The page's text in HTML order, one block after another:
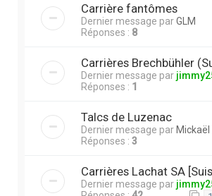
Carrière fantômes
Dernier message parGLM
Réponses : 8
Carrières Brechbühler
Dernier message par
Réponses : 1
Talcs de Luzenac
Dernier message par Mickaël
Réponses : 3
Carrières Lachat SA
Dernier message par